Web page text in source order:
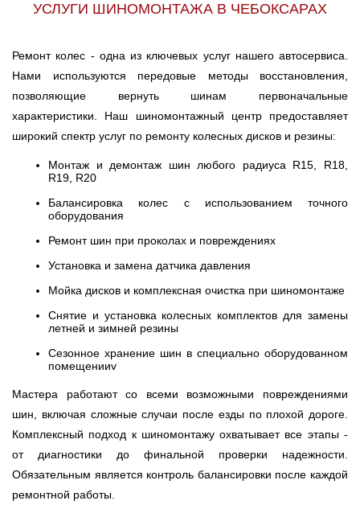
УСЛУГИ ШИНОМОНТАЖА В ЧЕБОКСАРАХ
Ремонт колес - одна из ключевых услуг нашего автосервиса.
Нами используются передовые методы восстановления,
позволяющие вернуть шинам первоначальные
характеристики. Наш шиномонтажный центр предоставляет
широкий спектр услуг по ремонту колесных дисков и резины:
Монтаж и демонтаж шин любого радиуса R15, R18,
R19, R20
Балансировка колес с использованием точного
оборудования
Ремонт шин при проколах и повреждениях
Установка и замена датчика давления
Мойка дисков и комплексная очистка при шиномонтаже
Снятие и установка колесных комплектов для замены
летней и зимней резины
Сезонное хранение шин в специально оборудованном
помещенииv
Мастера работают со всеми возможными повреждениями
шин, включая сложные случаи после езды по плохой дороге.
Комплексный подход к шиномонтажу охватывает все этапы -
от диагностики до финальной проверки надежности.
Обязательным является контроль балансировки после каждой
ремонтной работы.